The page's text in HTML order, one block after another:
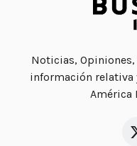
Noticias,
información relativa
América